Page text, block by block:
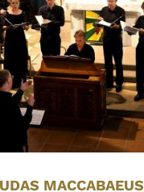
MACCABAEUS